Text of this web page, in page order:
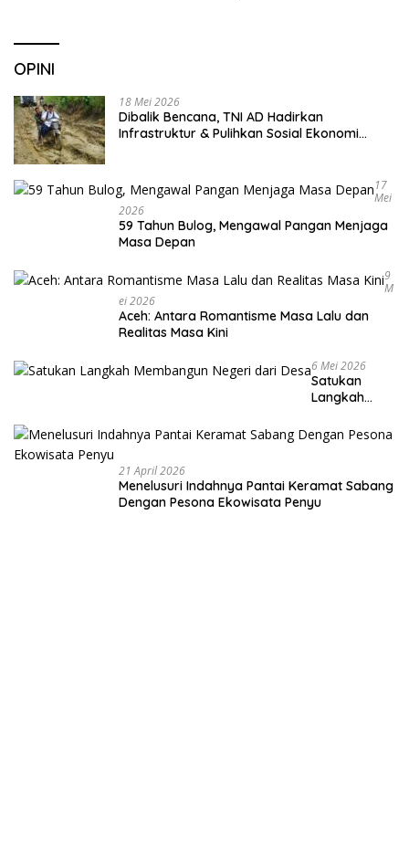
OPINI
18 Mei 2026
Dibalik Bencana, TNI AD Hadirkan
Infrastruktur & Pulihkan Sosial Ekonomi
17
Mei
2026
59 Tahun Bulog, Mengawal Pangan Menjaga
Masa Depan
9
M
Ei 2026
Aceh: Antara Romantisme Masa Lalu dan
Realitas Masa Kini
6 Mei 2026
Satukan
Langkah
Negeri dari
Desa
21 April 2026
Menelusuri Indahnya Pantai Keramat Sabang
Dengan Pesona Ekowisata Penyu